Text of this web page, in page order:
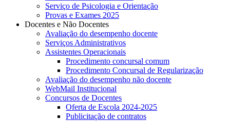
Serviço de Psicologia e Orientação
Provas e Exames 2025
Docentes e Não Docentes
Avaliação do desempenho docente
Serviços Administrativos
Assistentes Operacionais
Procedimento concursal comum
Procedimento Concursal de Regularização
Avaliação do desempenho não docente
WebMail Institucional
Concursos de Docentes
Oferta de Escola 2024-2025
Publicitação de contratos